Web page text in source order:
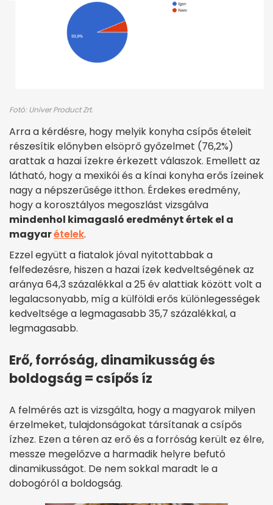
Fotó: Univer Product Zrt.
Arra a kérdésre, hogy melyik konyha csípős ételeit
részesítik előnyben elsöprő győzelmet (76,2%)
arattak a hazai ízekre érkezett válaszok. Emellett az
látható, hogy a mexikói és a kínai konyha erős ízeinek
nagy a népszerűsége itthon. Érdekes eredmény,
hogy a korosztályos megoszlást vizsgálva
mindenhol kimagasló eredményt értek el a
magyarételek.
Ezzel együtt a fiatalok jóval nyitottabbak a
felfedezésre, hiszen a hazai ízek kedveltségének az
aránya 64,3 százalékkal a 25 év alattiak között volt a
legalacsonyabb, míg a külföldi erős különlegességek
kedveltsége a legmagasabb 35,7 százalékkal, a
legmagasabb.
Erő, forróság, dinamikusság és
boldogság = csípős íz
A felmérés azt is vizsgálta, hogy a magyarok milyen
érzelmeket, tulajdonságokat társítanak a csípős
ízhez. Ezen a téren az erő és a forróság került ez élre,
messze megelőzve a harmadik helyre befutó
dinamikusságot. De nem sokkal maradt le a
dobogóról a boldogság.